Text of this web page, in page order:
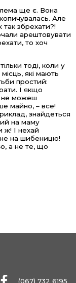
ще є. Вона
Але
збрехати?!
арештовувати
то хоч
тоді, коли у
які мають
простий:
І якщо
не можеш
майно, – все!
знайдеться
на маму
ж! І нехай
на шибеницю!
а не те, що
(067) 732 6195